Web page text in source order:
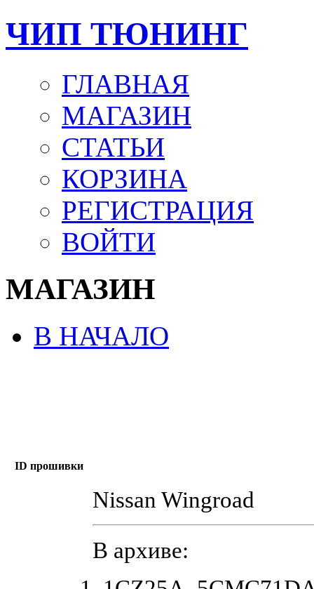
ЧИП ТЮНИНГ
ГЛАВНАЯ
МАГАЗИН
СТАТЬИ
КОРЗИНА
РЕГИСТРАЦИЯ
ВОЙТИ
МАГАЗИН
В НАЧАЛО
ID прошивки
Nissan Wingroad
В архиве: